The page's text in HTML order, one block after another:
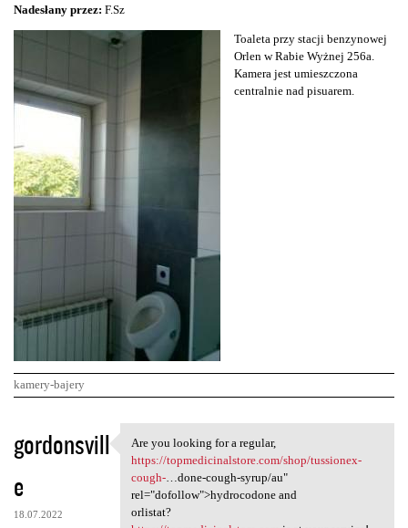
Nadesłany przez: F.Sz
Toaleta przy stacji benzynowej
Orlen w Rabie Wyżnej 256a.
Kamera jest umieszczona
centralnie nad pisuarem.
kamery-bajery
K
o
m
e
gordonsvill
e
18.07.2022
Are you looking for a regular
Are you looking for a regular,
https://topmedicinalstore.com/shop/tussionex-
cough-…done-cough-syrup/au"
rel="dofollow">hydrocodone and
orlistat?